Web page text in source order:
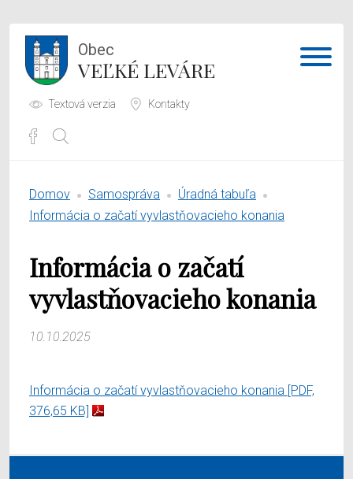
Obec
VEĽKÉ LEVÁRE
Textová verzia Kontakty
Samospráva
Domov Samospráva
Úradná tabuľa
Informácia o začatí vyvlastňovacieho konania
Informácia o začatí
vyvlastňovacieho konania
10.10.2025
Informácia o začatí vyvlastňovacieho konania [PDF,
376,65 KB]